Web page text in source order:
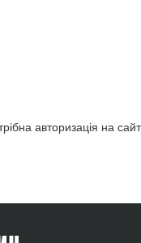
авторизація на